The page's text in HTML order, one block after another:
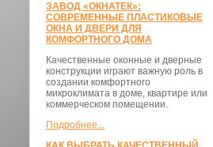
ЗАВОД «ОКНАТЕК»:
СОВРЕМЕННЫЕ ПЛАСТИКОВЫЕ
ОКНА И ДВЕРИ ДЛЯ
КОМФОРТНОГО ДОМА
Качественные оконные и дверные
конструкции играют важную роль в
создании комфортного
микроклимата в доме, квартире или
коммерческом помещении.
Подробнее...